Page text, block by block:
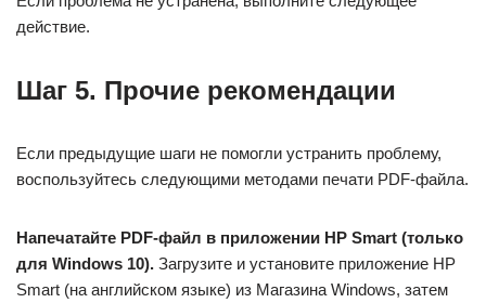
действие.
Шаг 5. Прочие рекомендации
Если предыдущие шаги не помогли устранить проблему,
воспользуйтесь следующими методами печати PDF-файла.
Напечатайте PDF-файл в приложении HP Smart (только
для Windows 10). Загрузите и установите приложение HP
Smart (на английском языке) из Магазина Windows, затем